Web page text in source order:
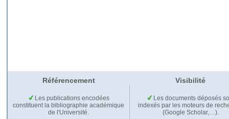
Référencement Visibilité
Les publications encodées
constituent la bibliographie académique
de l'Université.
Les documents déposés
indexés par les moteurs de
(Google Scholar,…).